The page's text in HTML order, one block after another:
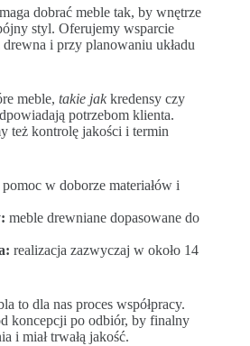
dobrać meble tak, by wnętrze
styl. Oferujemy wsparcie
i przy planowaniu układu
meble, takie jak kredensy czy
potrzebom klienta.
też kontrolę jakości i termin
pomoc w doborze materiałów i
meble drewniane dopasowane do
realizacja zazwyczaj w około 14
to dla nas proces współpracy.
koncepcji po odbiór, by finalny
i miał trwałą jakość.